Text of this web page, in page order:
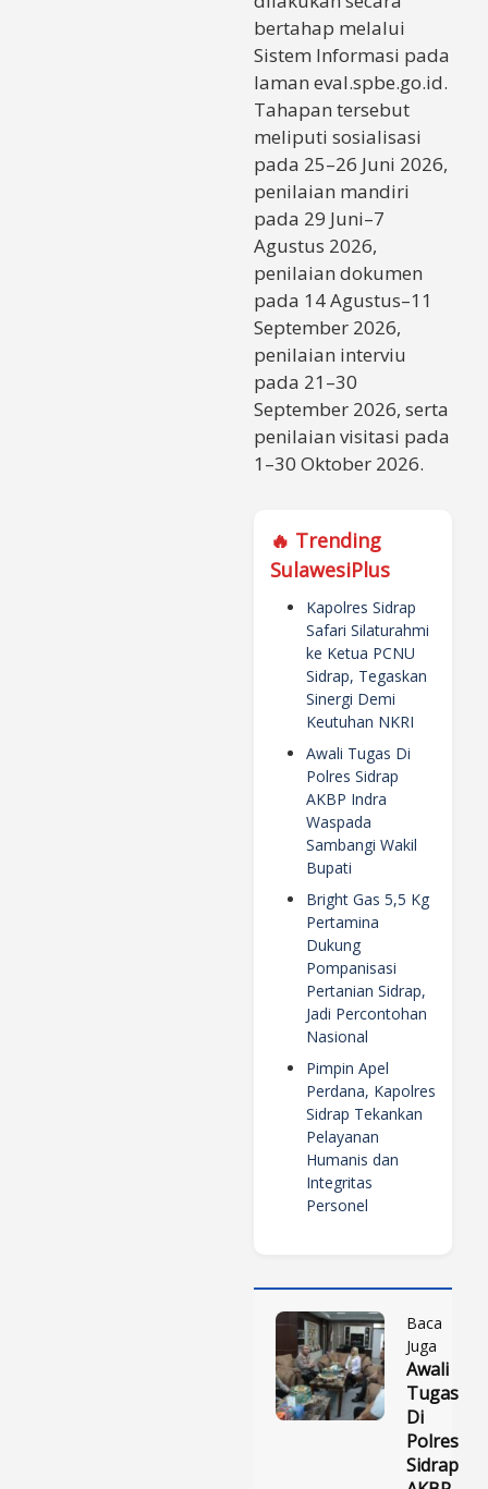
bertahap melalui
Sistem Informasi pada
laman eval.spbe.go.id.
Tahapan tersebut
meliputi sosialisasi
pada 25–26 Juni 2026,
penilaian mandiri
pada 29 Juni–7
Agustus 2026,
penilaian dokumen
pada 14 Agustus–11
September 2026,
penilaian interviu
pada 21–30
September 2026, serta
penilaian visitasi pada
1–30 Oktober 2026.
🔥 Trending
SulawesiPlus
Kapolres Sidrap
Safari Silaturahmi
ke Ketua PCNU
Sidrap, Tegaskan
Sinergi Demi
Keutuhan NKRI
Awali Tugas Di
Polres Sidrap
AKBP Indra
Waspada
Sambangi Wakil
Bupati
Bright Gas 5,5 Kg
Pertamina
Dukung
Pompanisasi
Pertanian Sidrap,
Jadi Percontohan
Nasional
Pimpin Apel
Perdana, Kapolres
Sidrap Tekankan
Pelayanan
Humanis dan
Integritas
Personel
Baca
Juga
Awali
Tugas
Di
Polres
Sidrap